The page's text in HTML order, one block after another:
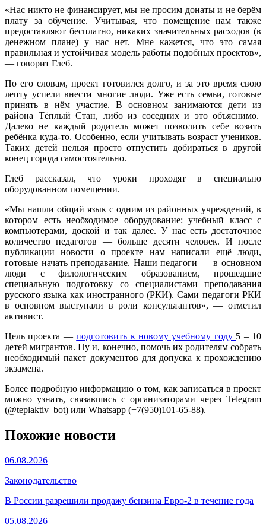
«Нас никто не финансирует, мы не просим донаты и не берём
плату за обучение. Учитывая, что помещение нам также
предоставляют бесплатно, никаких значительных расходов (в
денежном плане) у нас нет. Мне кажется, что это самая
правильная и устойчивая модель работы подобных проектов»,
— говорит Глеб.
По его словам, проект готовился долго, и за это время свою
лепту успели внести многие люди. Уже есть семьи, готовые
принять в нём участие. В основном занимаются дети из
района Тёплый Стан, либо из соседних и это объяснимо.
Далеко не каждый родитель может позволить себе возить
ребёнка куда-то. Особенно, если учитывать возраст учеников.
Таких детей нельзя просто отпустить добираться в другой
конец города самостоятельно.
Глеб рассказал, что уроки проходят в специально
оборудованном помещении.
«Мы нашли общий язык с одним из районных учреждений, в
котором есть необходимое оборудование: учебный класс с
компьютерами, доской и так далее. У нас есть достаточное
количество педагогов — больше десяти человек. И после
публикации новости о проекте нам написали ещё люди,
готовые начать преподавание. Наши педагоги — в основном
люди с филологическим образованием, прошедшие
специальную подготовку со специалистами преподавания
русского языка как иностранного (РКИ). Сами педагоги РКИ
в основном выступали в роли консультантов», — отметил
активист.
Цель проекта —подготовить к новому учебному году 5 – 10
детей мигрантов. Ну и, конечно, помочь их родителям собрать
необходимый пакет документов для допуска к прохождению
экзамена.
Более подробную информацию о том, как записаться в проект
можно узнать, связавшись с организаторами через Telegram
(@teplaktiv_bot) или Whatsapp (+7(950)101-65-88).
Похожие новости
06.08.2026
Законодательство
В России разрешили продажу бензина Евро-2 в течение года
05.08.2026